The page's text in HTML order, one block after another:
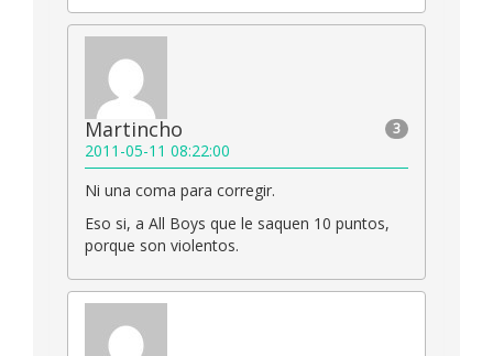
3
Martincho
2011-05-11 08:22:00
Ni una coma para corregir.
Eso si, a All Boys que le saquen 10 puntos,
porque son violentos.